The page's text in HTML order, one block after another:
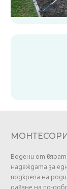
Водени от
надеждата за
подкрепа на
даване на по-